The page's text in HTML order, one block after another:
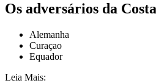
Os adversários da
Alemanha
Curaçao
Equador
Leia Mais: